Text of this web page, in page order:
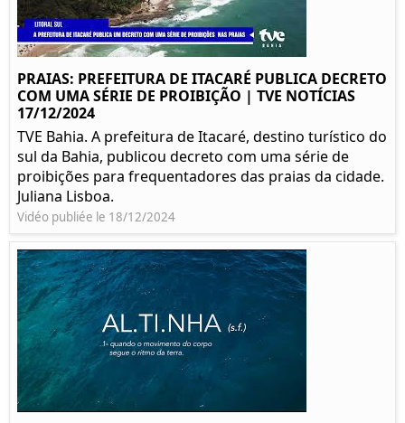
PRAIAS: PREFEITURA DE ITACARÉ PUBLICA DECRETO
COM UMA SÉRIE DE PROIBIÇÃO | TVE NOTÍCIAS
17/12/2024
TVE Bahia. A prefeitura de Itacaré, destino turístico do
sul da Bahia, publicou decreto com uma série de
proibições para frequentadores das praias da cidade.
Juliana Lisboa.
Vidéo publiée le 18/12/2024